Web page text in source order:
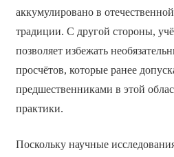
аккумулировано в
традиции. С другой стороны,
позволяет избежать
просчётов, которые ранее
предшественниками в этой
практики.
Поскольку научные